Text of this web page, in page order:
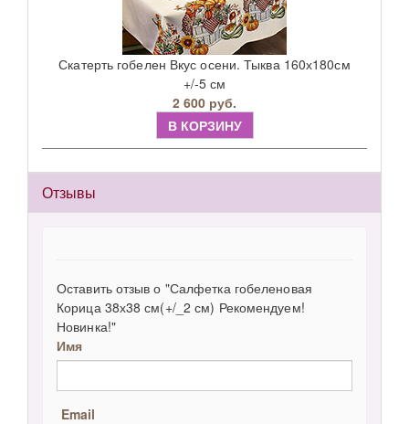
Скатерть гобелен Вкус осени. Тыква 160х180см
+/-5 см
2 600 руб.
В КОРЗИНУ
Отзывы
Оставить отзыв о "Салфетка гобеленовая
Корица 38х38 см(+/_2 см) Рекомендуем!
Новинка!"
Имя
Email